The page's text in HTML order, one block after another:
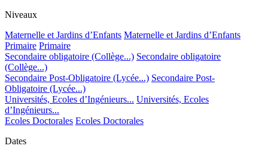
Niveaux
Maternelle et Jardins d’Enfants Maternelle et Jardins d’Enfants
Primaire Primaire
Secondaire obligatoire (Collège...) Secondaire obligatoire
(Collège...)
Secondaire Post-Obligatoire (Lycée...) Secondaire Post-
Obligatoire (Lycée...)
Universités, Ecoles d’Ingénieurs... Universités, Ecoles
d’Ingénieurs...
Ecoles Doctorales Ecoles Doctorales
Dates